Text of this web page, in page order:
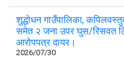
शुद्धोधन गाउँपालिका,
समेत २ जना उपर घुस/रिसवत
आरोपपत्र दायर।
2026/07/30